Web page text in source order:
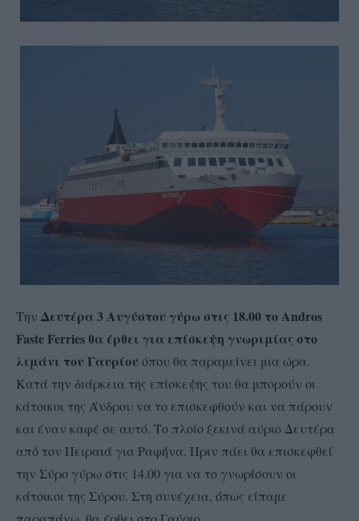
Την Δευτέρα 3 Αυγύστου γύρω στις 18.00 το Andros
Faste Ferries θα έρθει για επίσκεψη γνωριμίας στο
λιμάνι του Γαυρίου όπου θα παραμείνει μια ώρα.
Κατά την διάρκεια της επίσκεψης του θα μπορούν οι
κάτοικοι της Άνδρου να το επισκεφθούν και να πάρουν
και έναν καφέ σε αυτό. Το πλοίο ξεκινά αύριο Δευτέρα
από τον Πειραιά για Ραφήνα. Πριν πάει θα επισκεφθεί
την Σύρο γύρω στις 14.00 για να το γνωρίσουν οι
κάτοικοι της Σύρου. Στη συνέχεια, όπως είπαμε